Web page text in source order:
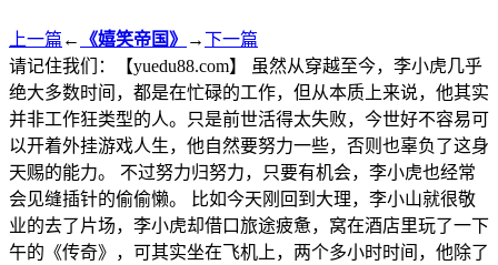
上一篇 ← 《嬉笑帝国》 →下一篇
请记住我们：【yuedu88.com】 虽然从穿越至今，李小虎几乎
绝大多数时间，都是在忙碌的工作，但从本质上来说，他其实
并非工作狂类型的人。只是前世活得太失败，今世好不容易可
以开着外挂游戏人生，他自然要努力一些，否则也辜负了这身
天赐的能力。 不过努力归努力，只要有机会，李小虎也经常
会见缝插针的偷偷懒。 比如今天刚回到大理，李小山就很敬
业的去了片场，李小虎却借口旅途疲惫，窝在酒店里玩了一下
午的《传奇》，可其实坐在飞机上，两个多小时时间，他除了